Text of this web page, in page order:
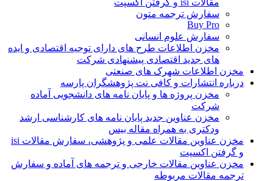
سفارش ترجمه متون
Buy Pro
سفارش علوم انسانی
مخزن اطلاعات طرح های دارای توجیه اقتصادی و ایده
های جدید اقتصادی پیشنهادی شرکت
مخزن اطلاعات شهرک های صنعتی
درباره انتشارات و کافی نت پژوهشگران پارسه
مخزن پروژه ها و پایان نامه های دانشجویی آماده
شرکت
مخزن عناوین جدید پایان نامه های کارشناسی ارشد
ودکتری به همراه مقاله بیس
مخزن عناوین مقالات علمی و پژوهشی، سفارش مقالات isi
و گرفتن اکسپت
مخزن عناوین مقالات خارجی و ترجمه های آماده و سفارش
ترجمه مقالات مربوطه